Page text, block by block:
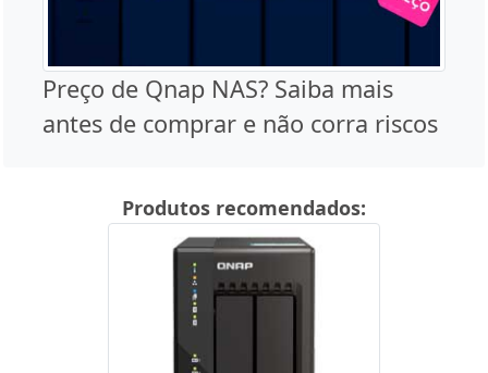
Preço de Qnap NAS? Saiba mais
antes de comprar e não corra riscos
Produtos recomendados: